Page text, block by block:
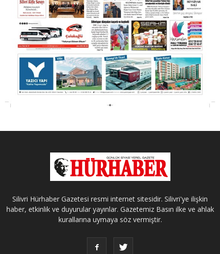
Silivri Hürhaber Gazetesi resmi internet sitesidir. Silivri'ye ilişkin
haber, etkinlik ve duyurular yayınlar. Gazetemiz Basın ilke ve ahlak
kurallarına uymaya söz vermiştir.